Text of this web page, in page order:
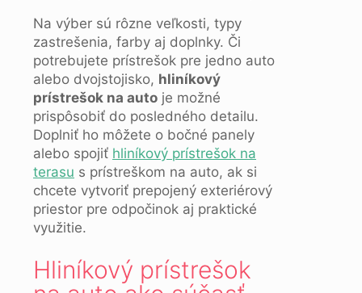
Na výber sú rôzne veľkosti, typy
zastrešenia, farby aj doplnky. Či
potrebujete prístrešok pre jedno auto
alebo dvojstojisko, hliníkový
prístrešok na auto je možné
prispôsobiť do posledného detailu.
Doplniť ho môžete o bočné panely
alebo spojiť hliníkový prístrešok na
terasu s prístreškom na auto, ak si
chcete vytvoriť prepojený exteriérový
priestor pre odpočinok aj praktické
využitie.
Hliníkový prístrešok